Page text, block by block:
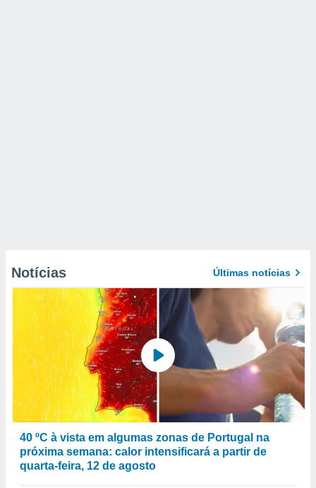
Notícias Últimas notícias
40 ºC à vista em algumas zonas de Portugal na
próxima semana: calor intensificará a partir de
quarta-feira, 12 de agosto